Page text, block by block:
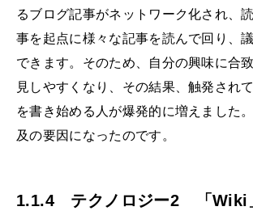
るブログ記事がネットワーク化され、
事を起点に様々な記事を読んで回り、
できます。そのため、自分の興味に合
見しやすくなり、その結果、触発され
を書き始める人が爆発的に増えました
及の要因になったのです。
1.1.4 テクノロジー2 「Wiki